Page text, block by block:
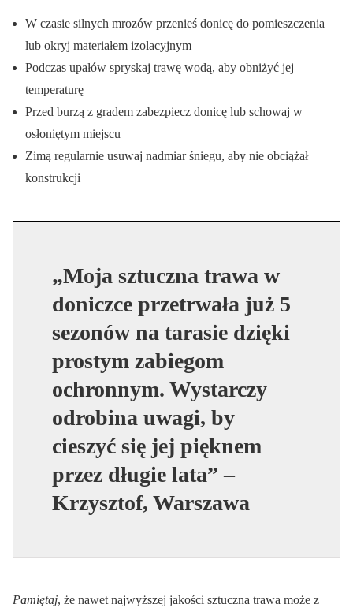
W czasie silnych mrozów przenieś donicę do pomieszczenia
lub okryj materiałem izolacyjnym
Podczas upałów spryskaj trawę wodą, aby obniżyć jej
temperaturę
Przed burzą z gradem zabezpiecz donicę lub schowaj w
osłoniętym miejscu
Zimą regularnie usuwaj nadmiar śniegu, aby nie obciążał
konstrukcji
„Moja sztuczna trawa w
doniczce przetrwała już 5
sezonów na tarasie dzięki
prostym zabiegom
ochronnym. Wystarczy
odrobina uwagi, by
cieszyć się jej pięknem
przez długie lata” –
Krzysztof, Warszawa
Pamiętaj, że nawet najwyższej jakości sztuczna trawa może z